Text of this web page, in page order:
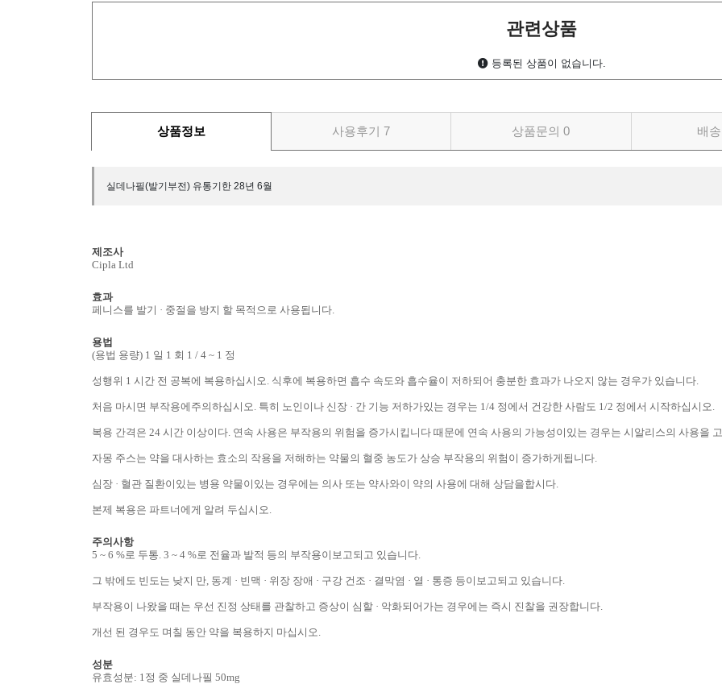
관련상품
등록된 상품이 없습니다.
상품정보 사용후기7 상품문의0 배
실데나필(발기부전) 유통기한 28년 6월
제조사
Cipla Ltd
효과
페니스를 발기 · 중절을 방지 할 목적으로 사용됩니다.
용법
(용법 용량) 1 일 1 회 1 / 4 ~ 1 정
성행위 1 시간 전 공복에 복용하십시오. 식후에 복용하면 흡수 속도와 흡수율이 저하되어 충분한 효과가 나오지 않는 경우가 있습니다.
처음 마시면 부작용에주의하십시오. 특히 노인이나 신장 · 간 기능 저하가있는 경우는 1/4 정에서 건강한 사람도 1/2 정에서 시작하십시오.
복용 간격은 24 시간 이상이다. 연속 사용은 부작용의 위험을 증가시킵니다 때문에 연속 사용의 가능성이있는 경우는 시알리스의 사용을
자몽 주스는 약을 대사하는 효소의 작용을 저해하는 약물의 혈중 농도가 상승 부작용의 위험이 증가하게됩니다.
심장 · 혈관 질환이있는 병용 약물이있는 경우에는 의사 또는 약사와이 약의 사용에 대해 상담을합시다.
본제 복용은 파트너에게 알려 두십시오.
주의사항
5 ~ 6 %로 두통. 3 ~ 4 %로 전율과 발적 등의 부작용이보고되고 있습니다.
그 밖에도 빈도는 낮지 만, 동계 · ​​빈맥 · 위장 장애 · 구강 건조 · 결막염 · 열 · 통증 등이보고되고 있습니다.
부작용이 나왔을 때는 우선 진정 상태를 관찰하고 증상이 심할 · 악화되어가는 경우에는 즉시 진찰을 권장합니다.
개선 된 경우도 며칠 동안 약을 복용하지 마십시오.
성분
유효성분: 1정 중 실데나필 50mg